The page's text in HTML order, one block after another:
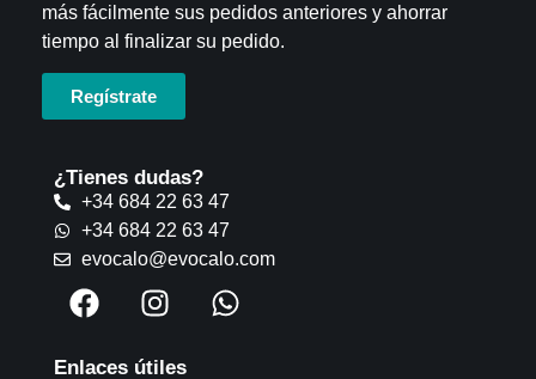
más fácilmente sus pedidos anteriores y ahorrar
tiempo al finalizar su pedido.
Regístrate
¿Tienes dudas?
+34 684 22 63 47
+34 684 22 63 47
evocalo@evocalo.com
Enlaces útiles